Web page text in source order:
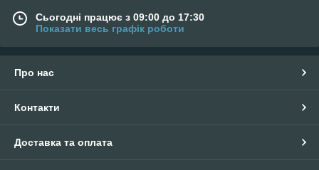
Сьогодні працює з 09:00 до 17:30
Показати весь графік роботи
Про нас
Контакти
Доставка та оплата